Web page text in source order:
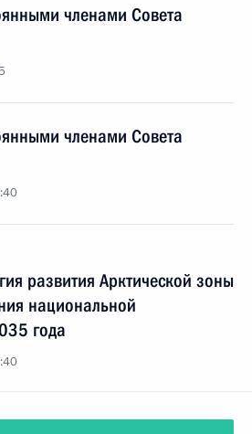
членами Совета
членами Совета
развития Арктической зоны
национальной
года